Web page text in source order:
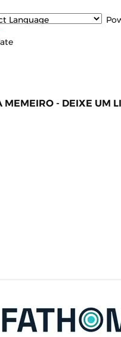
MEMEIRO - DEIXE UM